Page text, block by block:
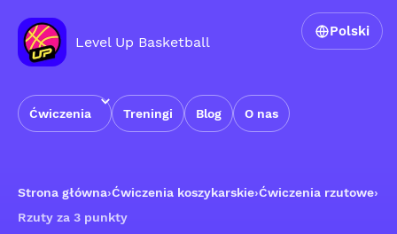
Level Up Basketball
Ćwiczenia Treningi Blog O nas
Polski
Strona główna›Ćwiczenia koszykarskie›Ćwiczenia rzutowe›
Rzuty za 3 punkty